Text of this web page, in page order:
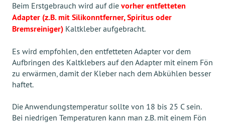
Beim Erstgebrauch wird auf die vorher entfetteten
Adapter (z.B. mit Silikonntferner, Spiritus oder
Bremsreiniger) Kaltkleber aufgebracht.
Es wird empfohlen, den entfetteten Adapter vor dem
Aufbringen des Kaltklebers auf den Adapter mit einem Fön
zu erwärmen, damit der Kleber nach dem Abkühlen besser
haftet.
Die Anwendungstemperatur sollte von 18 bis 25 C sein.
Bei niedrigen Temperaturen kann man z.B. mit einem Fön